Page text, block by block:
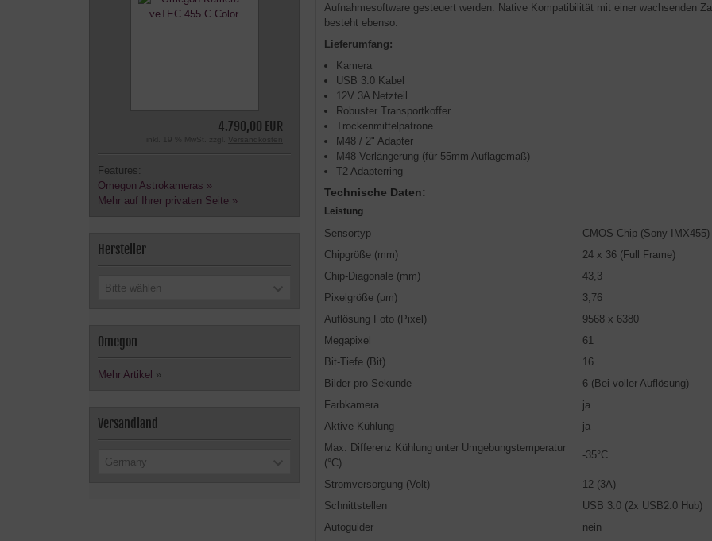
Aufnahmesoftware gesteuert werden. Native Kompatibilität mit einer wachsenden
besteht ebenso.
Lieferumfang:
Kamera
USB 3.0 Kabel
12V 3A Netzteil
Robuster Transportkoffer
Trockenmittelpatrone
M48 / 2" Adapter
M48 Verlängerung (für 55mm Auflagemaß)
T2 Adapterring
Technische Daten:
Leistung
Sensortyp
CMOS-Chip (Sony IMX455)
Chipgröße (mm)
24 x 36 (Full Frame)
Chip-Diagonale (mm)
43,3
Pixelgröße (µm)
3,76
Auflösung Foto (Pixel)
9568 x 6380
Megapixel
61
Bit-Tiefe (Bit)
16
Bilder pro Sekunde
6 (Bei voller Auflösung)
Farbkamera
ja
Aktive Kühlung
ja
Max. Differenz Kühlung unter Umgebungstemperatur
(°C)
-35°C
Stromversorgung (Volt)
12 (3A)
Schnittstellen
USB 3.0 (2x USB2.0 Hub)
Autoguider
nein
4.790,00 EUR
inkl. 19 % MwSt. zzgl.
Features:
Omegon Astrokameras »
Mehr auf Ihrer privaten Seite »
Hersteller
Bitte wählen
Omegon
Mehr Artikel »
Versandland
Germany